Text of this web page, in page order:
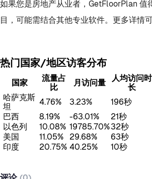
如果您是房地产从业者，GetFloorPlan 值
目，可能需结合其他专业软件。更多详情
热门国家/地区访客分布
国家
流量占
比
月访问量
人均访问时
长
哈萨克斯
坦
4.76% 3.23% 196秒
巴西
8.19% -63.01% 21秒
以色列
10.08% 19785.70%32秒
美国
11.05% 29.68% 63秒
印度
20.75% 40.25% 10秒